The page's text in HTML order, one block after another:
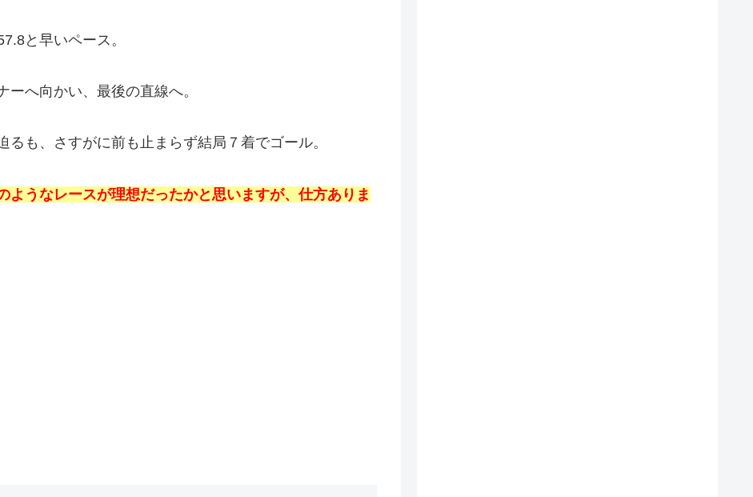
と早いペース。
へ向かい、最後の直線へ。
も、さすがに前も止まらず結局７着でゴール。
ようなレースが理想だったかと思いますが、仕方ありま